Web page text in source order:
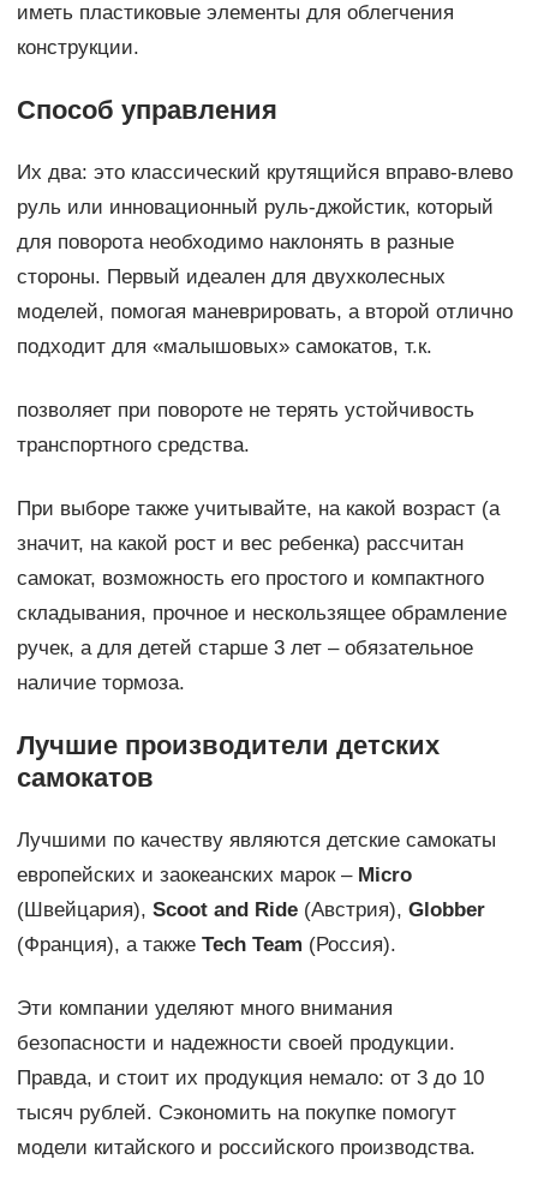
иметь пластиковые элементы для облегчения
конструкции.
Способ управления
Их два: это классический крутящийся вправо-влево
руль или инновационный руль-джойстик, который
для поворота необходимо наклонять в разные
стороны. Первый идеален для двухколесных
моделей, помогая маневрировать, а второй отлично
подходит для «малышовых» самокатов, т.к.
позволяет при повороте не терять устойчивость
транспортного средства.
При выборе также учитывайте, на какой возраст (а
значит, на какой рост и вес ребенка) рассчитан
самокат, возможность его простого и компактного
складывания, прочное и нескользящее обрамление
ручек, а для детей старше 3 лет – обязательное
наличие тормоза.
Лучшие производители детских
самокатов
Лучшими по качеству являются детские самокаты
европейских и заокеанских марок – Micro
(Швейцария), Scoot and Ride(Австрия), Globber
(Франция), а также Tech Team (Россия).
Эти компании уделяют много внимания
безопасности и надежности своей продукции.
Правда, и стоит их продукция немало: от 3 до 10
тысяч рублей. Сэкономить на покупке помогут
модели китайского и российского производства.